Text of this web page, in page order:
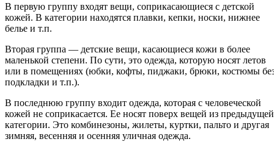
В первую группу входят вещи, соприкасающиеся с детской
кожей. В категории находятся плавки, кепки, носки, нижнее
белье и т.п.
Вторая группа — детские вещи, касающиеся кожи в более
маленькой степени. По сути, это одежда, которую носят летов
или в помещениях (юбки, кофты, пиджаки, брюки, костюмы
подкладки и т.п.).
В последнюю группу входит одежда, которая с человеческой
кожей не соприкасается. Ее носят поверх вещей из предыдущей
категории. Это комбинезоны, жилеты, куртки, пальто и другая
зимняя, весенняя и осенняя уличная одежда.